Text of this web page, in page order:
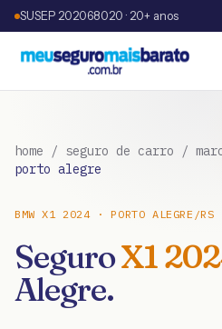
SUSEP 202068020 · 20+ anos
home / seguro de carro /
porto alegre
BMW X1 2024·PORTO ALEGRE /RS
SeguroX1
Alegre.